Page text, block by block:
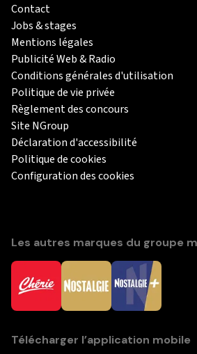
Contact
Jobs & stages
Mentions légales
Publicité Web & Radio
Conditions générales d'utilisation
Politique de vie privée
Règlement des concours
Site NGroup
Déclaration d'accessibilité
Politique de cookies
Configuration des cookies
Les autres marques du groupe
Télécharger l’application mobile